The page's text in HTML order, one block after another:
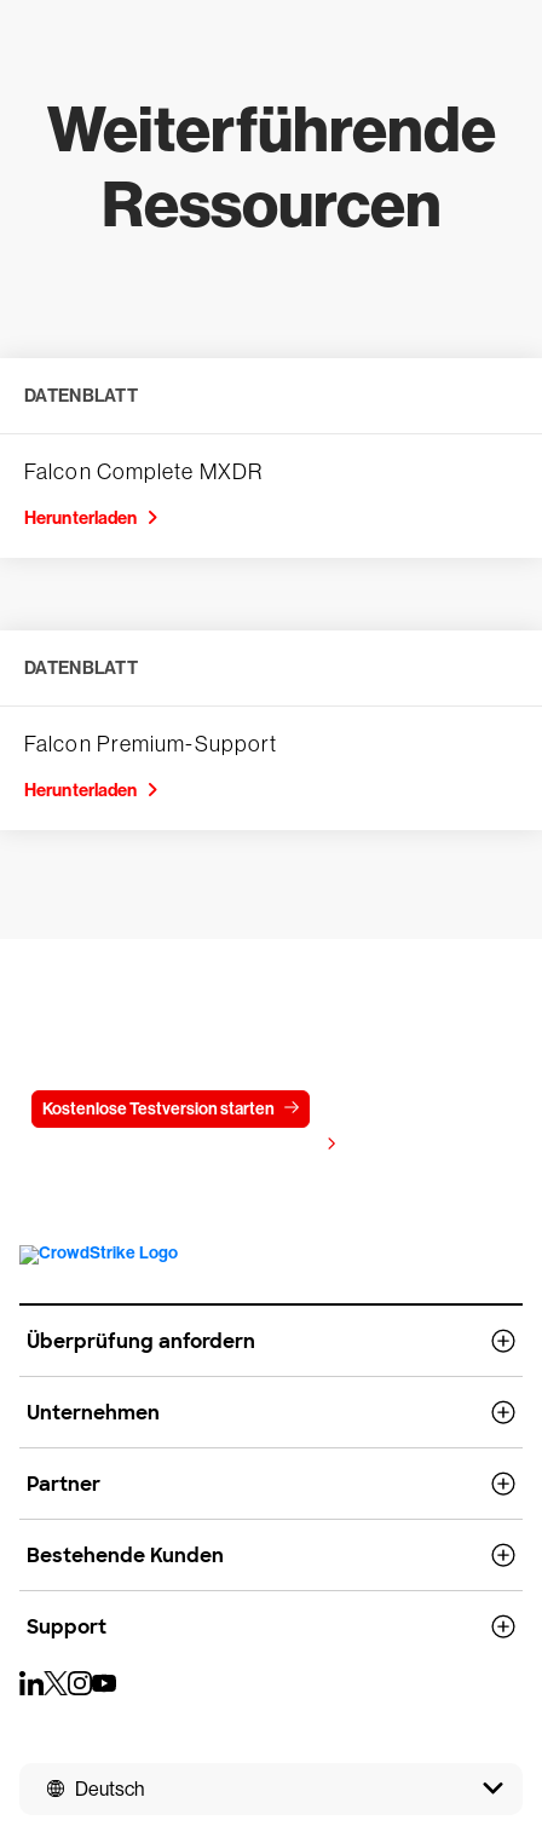
Weiterführende
Ressourcen
DATENBLATT
Falcon Complete MXDR
Herunterladen
DATENBLATT
Falcon Premium-Support
Herunterladen
Kostenlose Testversion starten
Überprüfung anfordern
Unternehmen
Partner
Bestehende Kunden
Support
Deutsch